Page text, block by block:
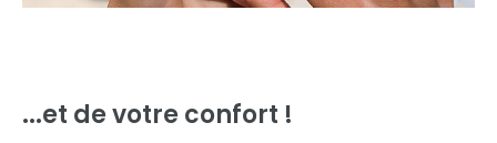
...et de votre confort !